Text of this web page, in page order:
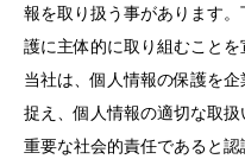
報を取り扱う事があります
護に主体的に取り組むことを
当社は、個人情報の保護を
捉え、個人情報の適切な取
重要な社会的責任であると認